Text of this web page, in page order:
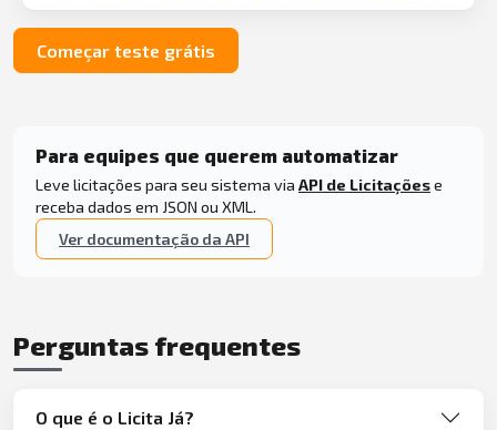
Começar teste grátis
Para equipes que querem automatizar
Leve licitações para seu sistema via API de Licitaçõese
receba dados em JSON ou XML.
Ver documentação da API
Perguntas frequentes
O que é o Licita Já?